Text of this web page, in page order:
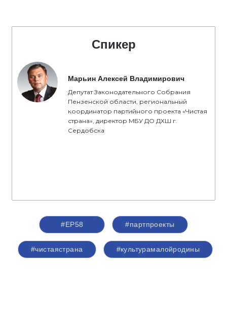
Спикер
Марьин Алексей Владимирович
Депутат Законодательного Собрания
Пензенской области, региональный
координатор партийного проекта «Чистая
страна», директор МБУ ДО ДХШ г.
Сердобска
#ЕР58 #партпроекты
#чистаястрана #культурамалойродины